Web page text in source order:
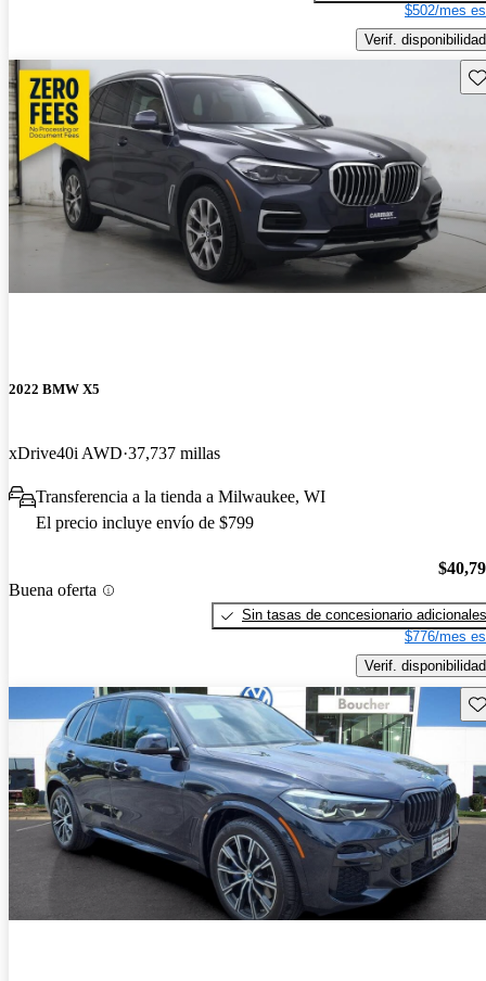
$502/mes
Verif. disponibilidad
2022 BMW X5
xDrive40i AWD 37,737 millas
Transferencia a la tienda a Milwaukee, WI
El precio incluye envío de $799
Buena oferta
Sin tasas de concesionario adicionales
$776/mes
Verif. disponibilidad